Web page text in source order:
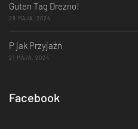
Guten Tag Drezno!
29 MAJA, 2024
P jak Przyjaźń
21 MAJA, 2024
Facebook